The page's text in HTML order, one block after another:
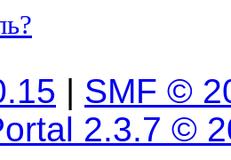
| SMF ©
2.3.7 ©